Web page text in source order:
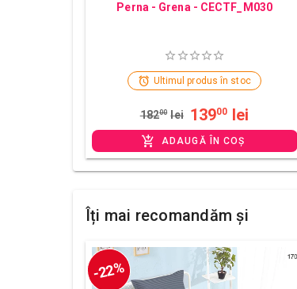
Perna - Grena - CECTF_M030
Ultimul produs în stoc
18200 lei 13900 lei
ADAUGĂ ÎN COȘ
Îți mai recomandăm și
-22%